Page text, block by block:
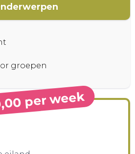
CONTACT
groepen
per week